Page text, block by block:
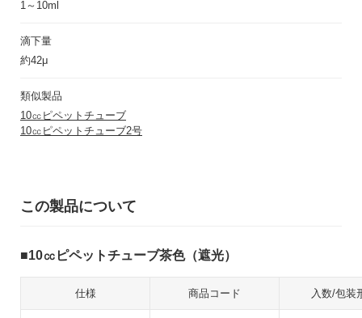
1～10ml
滴下量
約42μ
類似製品
10㏄ピペットチューブ
10㏄ピペットチューブ2号
この製品について
10㏄ピペットチューブ茶色（遮光）
仕様 商品コード 入数/包装